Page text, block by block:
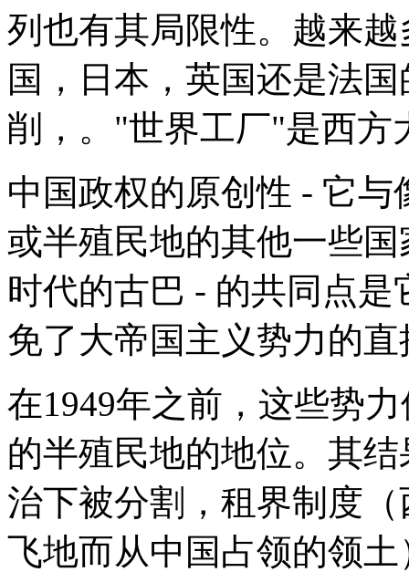
列也有其局限性。越来
国，日本，英国还是法
削，。"世界工厂"是西方
中国政权的原创性 - 它
或半殖民地的其他一些
时代的古巴 - 的共同点
免了大帝国主义势力的
在1949年之前，这些势
的半殖民地的地位。其
治下被分割，租界制度
飞地而从中国占领的领